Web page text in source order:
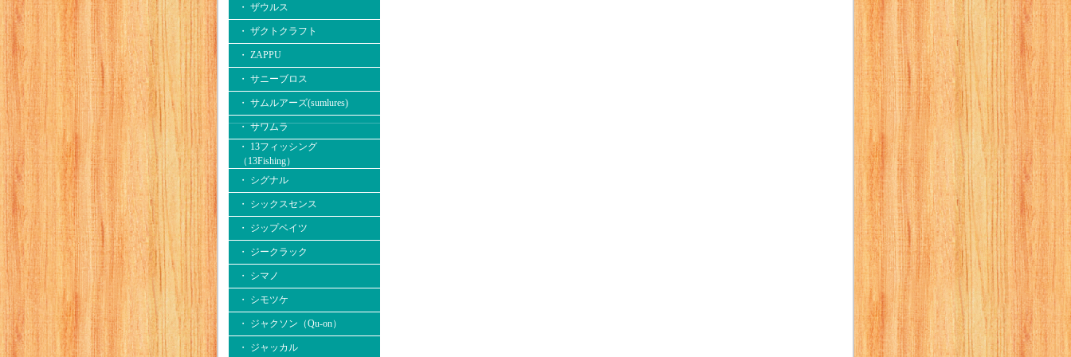
・ ザウルス
・ ザクトクラフト
・ ZAPPU
・ サニーブロス
・ サムルアーズ(sumlures)
・ サワムラ
・ 13フィッシング
（13Fishing）
・ シグナル
・ シックスセンス
・ ジップベイツ
・ ジークラック
・ シマノ
・ シモツケ
・ ジャクソン（Qu-on）
・ ジャッカル